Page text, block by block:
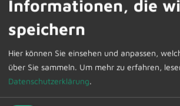
Parallel mit der Veröffentlichung
der Behörden und sonstiger Träger
Abs. 2 BauGB statt.
Stellungnahmen können während der
Veröffentlichungsfrist abgegeben
Informationen, die
speichern
Hier können Sie einsehen und anpassen,
über Sie sammeln. Um mehr zu erfahren,
Datenschutzerklärung.